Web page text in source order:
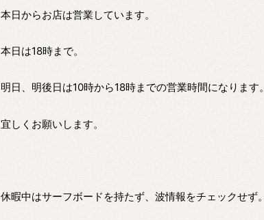
本日からお店は営業しています。
本日は18時まで。
明日、明後日は10時から18時までの営業時間になります。
宜しくお願いします。
休暇中はサーフボードを持たず、波情報をチェックせず。